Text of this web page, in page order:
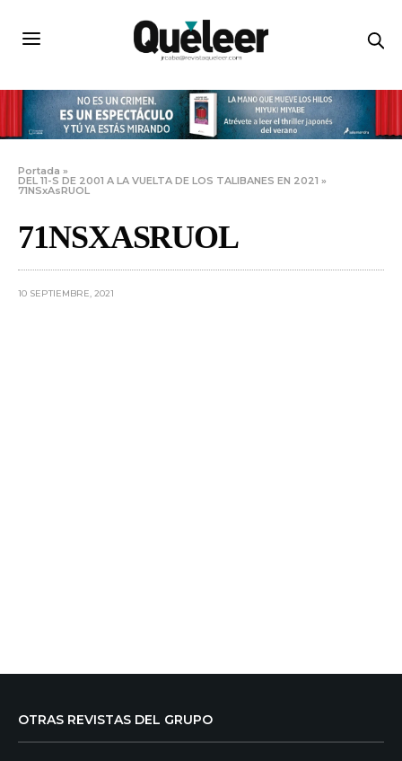
Portada »
DEL 11-S DE 2001 A LA VUELTA DE LOS TALIBANES EN 2021 »
71NSxAsRUOL
71NSXASRUOL
10 SEPTIEMBRE, 2021
OTRAS REVISTAS DEL GRUPO